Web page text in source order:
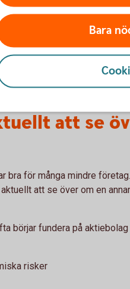
kan beskattas som
skatten bli lägre i vissa
och görs i deklarationen.
att se
bra för många mindre
att se över om en
börjar fundera på aktiebolag
risker
Bara